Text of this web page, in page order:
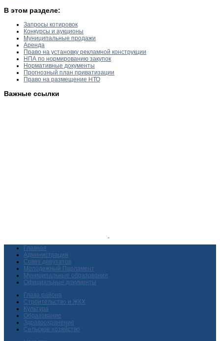
В этом разделе:
Запросы котировок
Конкурсы и аукционы
Муниципальные продажи
Аренда
Право на установку рекламной конструкции
НПА по нормированию закупок
Нормативные документы
Прогнозный план приватизации
Право на размещение НТО
Важные ссылки
Главная
Администрация
Совет депутатов
Молодежный Парламент
Муниципальные образования
Официальные документы
Глава района
Строительство и ЖКХ
Культура
Образование
Здравоохранение
Сельское хозяйство